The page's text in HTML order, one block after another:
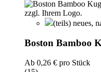
(teils) neues,
Boston Bamboo
Ab 0,26 € pro Stück